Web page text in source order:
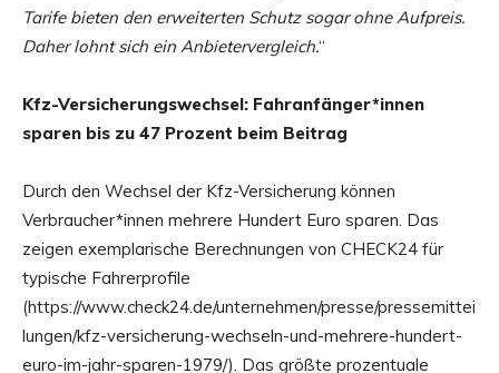
Tarife bieten den erweiterten Schutz sogar ohne Aufpreis.
Daher lohnt sich ein Anbietervergleich.“
Kfz-Versicherungswechsel: Fahranfänger*innen
sparen bis zu 47 Prozent beim Beitrag
Durch den Wechsel der Kfz-Versicherung können
Verbraucher*innen mehrere Hundert Euro sparen. Das
zeigen exemplarische Berechnungen von CHECK24 für
typische Fahrerprofile
(https://www.check24.de/unternehmen/presse/pressemittei
lungen/kfz-versicherung-wechseln-und-mehrere-hundert-
euro-im-jahr-sparen-1979/). Das größte prozentuale